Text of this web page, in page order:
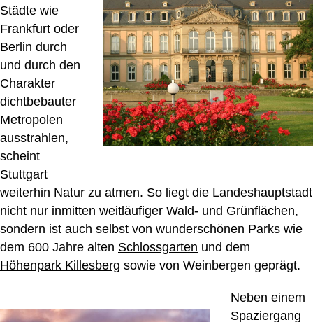
Städte wie
Frankfurt oder
Berlin durch
und durch den
Charakter
dichtbebauter
Metropolen
ausstrahlen,
scheint
Stuttgart
weiterhin Natur zu atmen. So liegt die Landeshauptstadt
nicht nur inmitten weitläufiger Wald- und Grünflächen,
sondern ist auch selbst von wunderschönen Parks wie
dem 600 Jahre alten Schlossgarten und dem
Höhenpark Killesberg sowie von Weinbergen geprägt.
Neben einem
Spaziergang